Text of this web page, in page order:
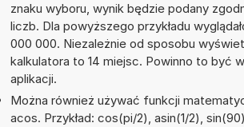
znaku wyboru, wynik będzie podany
liczb. Dla powyższego przykładu
000 000. Niezależnie od sposobu
kalkulatora to 14 miejsc. Powinno to być
aplikacji.
Można również używać funkcji
acos. Przykład: cos(pi/2), asin(1/2),